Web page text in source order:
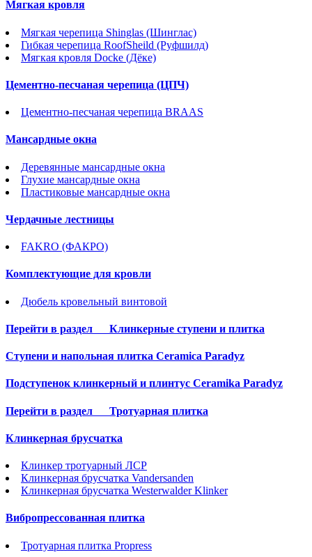
Мягкая кровля
Мягкая черепица Shinglas (Шинглас)
Гибкая черепица RoofSheild (Руфшилд)
Мягкая кровля Docke (Дёке)
Цементно-песчаная черепица (ЦПЧ)
Цементно-песчаная черепица BRAAS
Мансардные окна
Деревянные мансардные окна
Глухие мансардные окна
Пластиковые мансардные окна
Чердачные лестницы
FAKRO (ФАКРО)
Комплектующие для кровли
Дюбель кровельный винтовой
Перейти в раздел Клинкерные ступени и плитка
Cтупени и напольная плитка Ceramica Paradyz
Подступенок клинкерный и плинтус Ceramika Paradyz
Перейти в раздел Тротуарная плитка
Клинкерная брусчатка
Клинкер тротуарный ЛСР
Клинкерная брусчатка Vandersanden
Клинкерная брусчатка Westerwalder Klinker
Вибропрессованная плитка
Тротуарная плитка Propress